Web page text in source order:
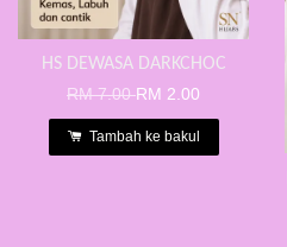
HS DEWASA DARKCHOC
RM 7.00RM 2.00
Tambah ke bakul